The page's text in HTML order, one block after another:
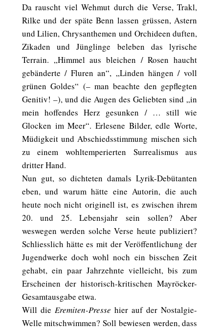
Da rauscht viel Wehmut durch die Verse, Trakl,
Rilke und der späte Benn lassen grüssen, Astern
und Lilien, Chrysanthemen und Orchideen duften,
Zikaden und Jünglinge beleben das lyrische
Terrain. „Himmel aus bleichen / Rosen haucht
gebänderte / Fluren an“, „Linden hängen / voll
grünen Goldes“ (– man beachte den gepflegten
Genitiv! –), und die Augen des Geliebten sind „in
mein hoffendes Herz gesunken / … still wie
Glocken im Meer“. Erlesene Bilder, edle Worte,
Müdigkeit und Abschiedsstimmung mischen sich
zu einem wohltemperierten Surrealismus aus
dritter Hand.
Nun gut, so dichteten damals Lyrik-Debütanten
eben, und warum hätte eine Autorin, die auch
heute noch nicht originell ist, es zwischen ihrem
20. und 25. Lebensjahr sein sollen? Aber
weswegen werden solche Verse heute publiziert?
Schliesslich hätte es mit der Veröffentlichung der
Jugendwerke doch wohl noch ein bisschen Zeit
gehabt, ein paar Jahrzehnte vielleicht, bis zum
Erscheinen der historisch-kritischen Mayröcker-
Gesamtausgabe etwa.
Will die Eremiten-Presse hier auf der Nostalgie-
Welle mitschwimmen? Soll bewiesen werden, dass